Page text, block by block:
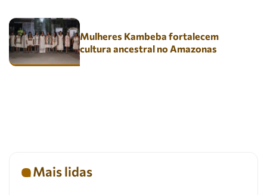
Mulheres Kambeba fortalecem
cultura ancestral no Amazonas
Mais lidas